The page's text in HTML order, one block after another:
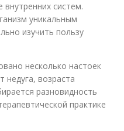
систем.
уникальным
изучить пользу
несколько настоек
недуга, возраста
разновидность
практике